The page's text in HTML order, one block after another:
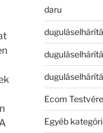
daru
Ecom
Egyéb